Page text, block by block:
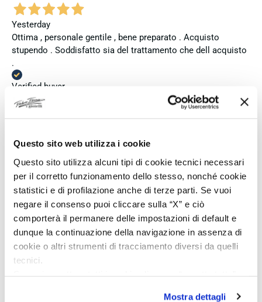
Questo sito web utilizza i cookie
Questo sito utilizza alcuni tipi di cookie tecnici necessari
per il corretto funzionamento dello stesso, nonché cookie
statistici e di profilazione anche di terze parti. Se vuoi
negare il consenso puoi cliccare sulla “X” e ciò
comporterà il permanere delle impostazioni di default e
dunque la continuazione della navigazione in assenza di
cookie o altri strumenti di tracciamento diversi da quelli
tecnici.
Mostra dettagli
Yesterday
Ottima , personale gentile , bene preparato . Acquisto
stupendo . Soddisfatto sia del trattamento che dell acquisto
.
Verified buyer
Ho acquistato l'orologio Longines Conquest e l'esperienza è
spedizione puntuale, confezione elegante e massima
attenzione al cliente. Consiglio vivamente questo venditore a
chi cerca professionalità, affidabilità e prodotti di altissimo
livello. Sono pienamente soddisfatta del mio acquisto e non
esiterei a comprare di nuovo.
Verified buyer
Zum dritten mal dort von Fope Schmuck gekauft. Super